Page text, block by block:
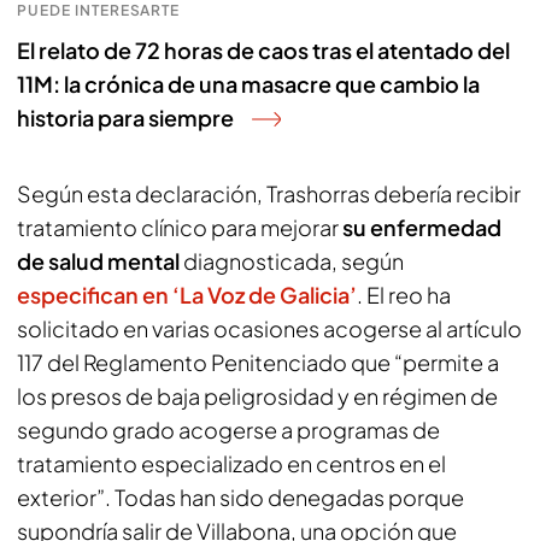
PUEDE INTERESARTE
El relato de 72 horas de caos tras el atentado del
11M: la crónica de una masacre que cambio la
historia para siempre
Según esta declaración, Trashorras debería recibir
tratamiento clínico para mejorarsu enfermedad
de salud mentaldiagnosticada, según
especifican en ‘La Voz de Galicia’. El reo ha
solicitado en varias ocasiones acogerse al artículo
117 del Reglamento Penitenciado que “permite a
los presos de baja peligrosidad y en régimen de
segundo grado acogerse a programas de
tratamiento especializado en centros en el
exterior”. Todas han sido denegadas porque
supondría salir de Villabona, una opción que